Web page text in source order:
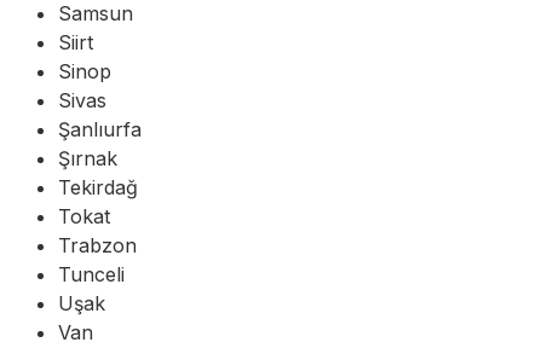
Samsun
Siirt
Sinop
Sivas
Şanlıurfa
Şırnak
Tekirdağ
Tokat
Trabzon
Tunceli
Uşak
Van